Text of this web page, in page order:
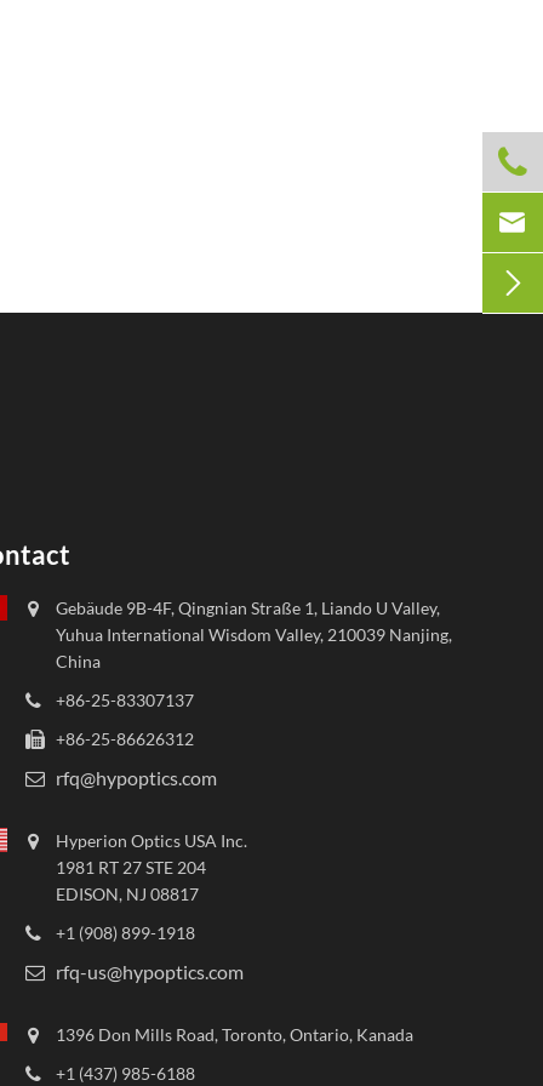
Gebäude 9B-4F, Qingnian Straße 1, Liando U Valley,
Yuhua International Wisdom Valley, 210039 Nanjing,
China
+86-25-83307137
+86-25-86626312
rfq@hypoptics.com
Hyperion Optics USA Inc.
1981 RT 27 STE 204
EDISON, NJ 08817
+1 (908) 899-1918
rfq-us@hypoptics.com
1396 Don Mills Road, Toronto, Ontario, Kanada
+1 (437) 985-6188


